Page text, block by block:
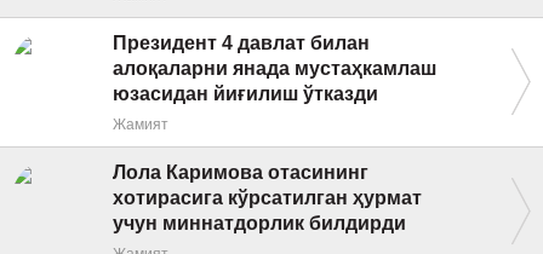
Президент 4 давлат билан
алоқаларни янада мустаҳкамлаш
юзасидан йиғилиш ўтказди
Жамият
Лола Каримова отасининг
хотирасига кўрсатилган ҳурмат
учун миннатдорлик билдирди